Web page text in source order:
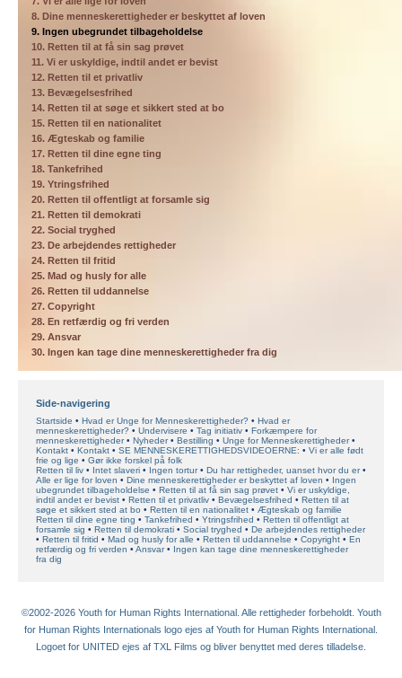
8. Dine menneskerettigheder er beskyttet af loven
9. Ingen ubegrundet tilbageholdelse
10. Retten til at få sin sag prøvet
11. Vi er uskyldige, indtil andet er bevist
12. Retten til et privatliv
13. Bevægelsesfrihed
14. Retten til at søge et sikkert sted at bo
15. Retten til en nationalitet
16. Ægteskab og familie
17. Retten til dine egne ting
18. Tankefrihed
19. Ytringsfrihed
20. Retten til offentligt at forsamle sig
21. Retten til demokrati
22. Social tryghed
23. De arbejdendes rettigheder
24. Retten til fritid
25. Mad og husly for alle
26. Retten til uddannelse
27. Copyright
28. En retfærdig og fri verden
29. Ansvar
30. Ingen kan tage dine menneskerettigheder fra dig
Side-navigering
Startside Hvad er Unge for Menneskerettigheder?
Hvad er
menneskerettigheder?
Undervisere Tag initiativ
Forkæmpere for
menneskerettigheder
Nyheder Bestilling
Unge for Menneskerettigheder
Kontakt
Kontakt SE MENNESKERETTIGHEDSVIDEOERNE:
Vi er alle født
frie og lige
Gør ikke forskel på folk
Retten til liv
Intet slaveri Ingen tortur
Du har rettigheder, uanset hvor du er
Alle er lige for loven
Dine menneskerettigheder er beskyttet af loven
Ingen
ubegrundet tilbageholdelse
Retten til at få sin sag prøvet
Vi er uskyldige,
indtil andet er bevist
Retten til et privatliv Bevægelsesfrihed
Retten til at
søge et sikkert sted at bo
Retten til en nationalitet
Ægteskab og familie
Retten til dine egne ting
Tankefrihed Ytringsfrihed
Retten til offentligt at
forsamle sig
Retten til demokrati Social tryghed
De arbejdendes rettigheder
Retten til fritid
Mad og husly for alle Retten til uddannelse Copyright
En
retfærdig og fri verden
Ansvar
Ingen kan tage dine menneskerettigheder
fra dig
©2002-2026 Youth for Human Rights International. Alle rettigheder forbeholdt. Youth
for Human Rights Internationals logo ejes af Youth for Human Rights International.
Logoet for UNITED ejes af TXL Films og bliver benyttet med deres tilladelse.